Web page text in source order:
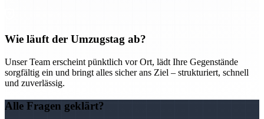
Wie läuft der Umzugstag ab?
Unser Team erscheint pünktlich vor Ort, lädt Ihre Gegenstände
sorgfältig ein und bringt alles sicher ans Ziel – strukturiert, schnell
und zuverlässig.
Alle Fragen geklärt?